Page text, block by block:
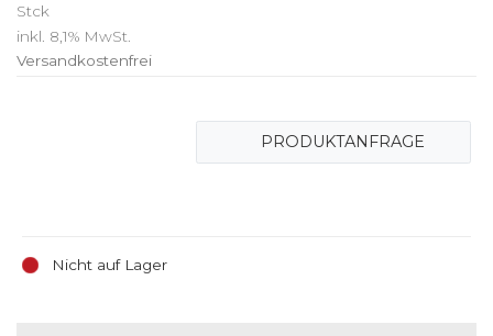
Stck
inkl. 8,1% MwSt.
Versandkostenfrei
Nicht auf Lager
PRODUKTANFRAGE